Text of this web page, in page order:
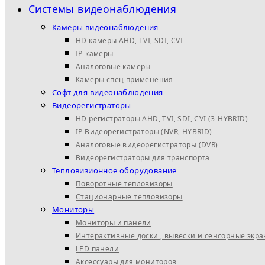
Системы видеонаблюдения
Камеры видеонаблюдения
HD камеры AHD, TVI, SDI, CVI
IP-камеры
Аналоговые камеры
Камеры спец применения
Софт для видеонаблюдения
Видеорегистраторы
HD регистраторы AHD, TVI, SDI, CVI (3-HYBRID)
IP Видеорегистраторы (NVR, HYBRID)
Аналоговые видеорегистраторы (DVR)
Видеорегистраторы для транспорта
Тепловизионное оборудование
Поворотные тепловизоры
Стационарные тепловизоры
Мониторы
Мониторы и панели
Интерактивные доски , вывески и сенсорные
LED панели
Аксессуары для мониторов